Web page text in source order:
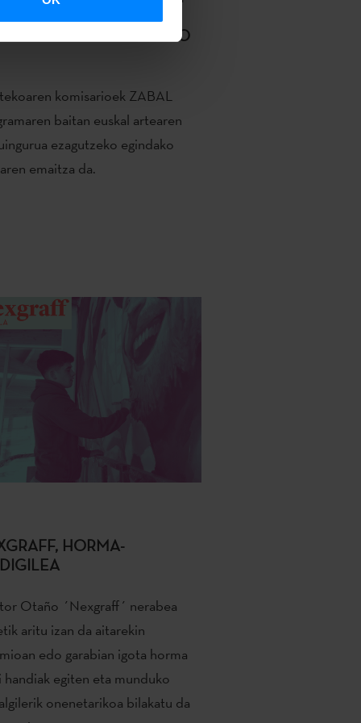
LANA AURKEZTUKO
komisarioek ZABAL
baitan euskal artearen
ezagutzeko egindako
emaitza da.
HORMA-
Otaño ´Nexgraff´ nerabea
aritu izan da aitarekin
edo garabian igota horma
egiten eta munduko
onenetarikoa bilakatu da